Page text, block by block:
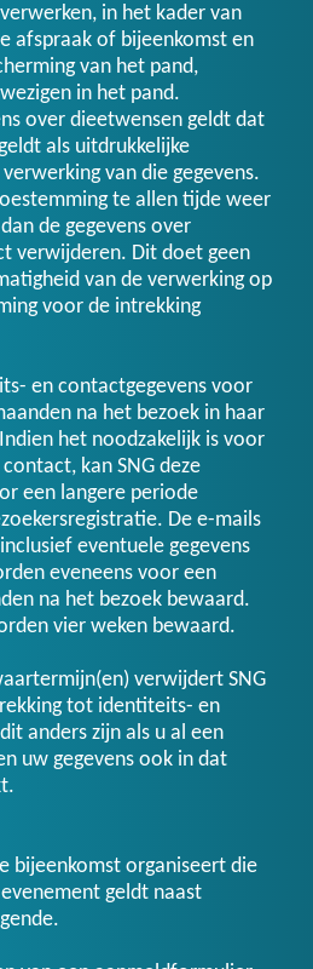
in het kader van
afspraak of bijeenkomst en
van het pand,
in het pand.
over dieetwensen geldt dat
als uitdrukkelijke
van die gegevens.
te allen tijde weer
de gegevens over
verwijderen. Dit doet geen
van de verwerking op
voor de intrekking
en contactgegevens voor
na het bezoek in haar
het noodzakelijk is voor
kan SNG deze
een langere periode
De e-mails
eventuele gegevens
eveneens voor een
na het bezoek bewaard.
vier weken bewaard.
verwijdert SNG
tot identiteits- en
anders zijn als u al een
uw gegevens ook in dat
bijeenkomst organiseert die
geldt naast